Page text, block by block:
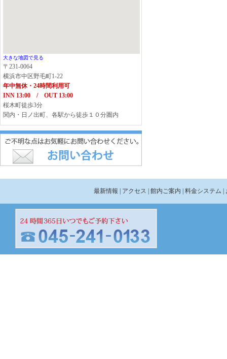
大きな地図で見る
〒231-0064
横浜市中区野毛町1-22
年中無休・24時間利用可
INN 13:00 / OUT 13:00
桜木町徒歩3分
関内・日ノ出町、各駅から徒歩１０分圏内
最新情報 | アクセス | 館内ご案内 | 料金システム